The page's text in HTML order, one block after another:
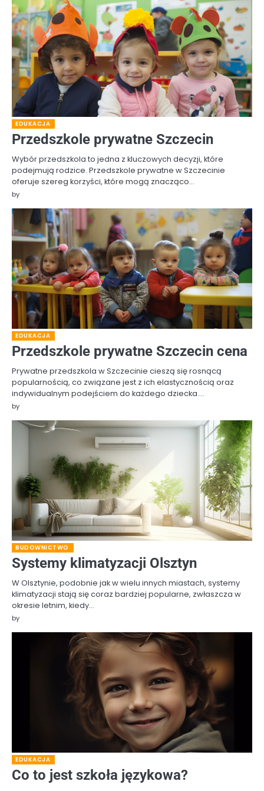
EDUKACJA
Przedszkole prywatne Szczecin
Wybór przedszkola to jedna z kluczowych decyzji, które
podejmują rodzice. Przedszkole prywatne w Szczecinie
oferuje szereg korzyści, które mogą znacząco…
by
EDUKACJA
Przedszkole prywatne Szczecin cena
Prywatne przedszkola w Szczecinie cieszą się rosnącą
popularnością, co związane jest z ich elastycznością oraz
indywidualnym podejściem do każdego dziecka.…
by
BUDOWNICTWO
Systemy klimatyzacji Olsztyn
W Olsztynie, podobnie jak w wielu innych miastach, systemy
klimatyzacji stają się coraz bardziej popularne, zwłaszcza w
okresie letnim, kiedy…
by
EDUKACJA
Co to jest szkoła językowa?